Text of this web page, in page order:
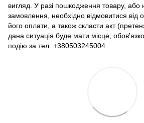
вигляд. У разі пошкодження товару, або
замовлення, необхідно відмовитися від
його оплати, а також скласти акт
дана ситуація буде мати місце,
подію за тел: +380503245004